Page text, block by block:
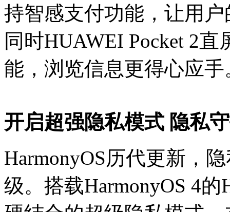
持智感支付功能，让用
同时HUAWEI Pocket 2
能，浏览信息更得心应手
开启超强隐私模式 隐私
HarmonyOS历代更新，
级。搭载HarmonyOS 4